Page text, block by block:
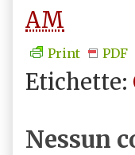
AM
Print PDF
Etichette:
Nessun